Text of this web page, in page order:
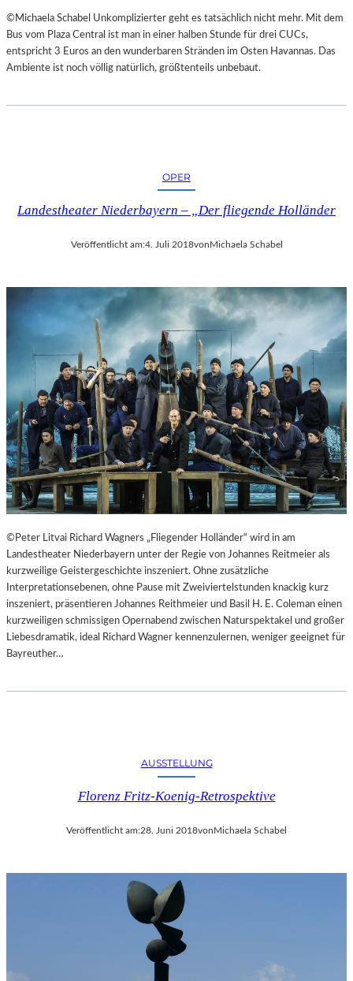
©Michaela Schabel Unkomplizierter geht es tatsächlich nicht mehr. Mit dem
Bus vom Plaza Central ist man in einer halben Stunde für drei CUCs,
entspricht 3 Euros an den wunderbaren Stränden im Osten Havannas. Das
Ambiente ist noch völlig natürlich, größtenteils unbebaut.
OPER
Landestheater Niederbayern – „Der fliegende Holländer
Veröffentlicht am:4. Juli 2018vonMichaela Schabel
©Peter Litvai Richard Wagners „Fliegender Holländer“ wird in am
Landestheater Niederbayern unter der Regie von Johannes Reitmeier als
kurzweilige Geistergeschichte inszeniert. Ohne zusätzliche
Interpretationsebenen, ohne Pause mit Zweiviertelstunden knackig kurz
inszeniert, präsentieren Johannes Reithmeier und Basil H. E. Coleman einen
kurzweiligen schmissigen Opernabend zwischen Naturspektakel und großer
Liebesdramatik, ideal Richard Wagner kennenzulernen, weniger geeignet für
Bayreuther…
AUSSTELLUNG
Florenz Fritz-Koenig-Retrospektive
Veröffentlicht am:28. Juni 2018von Michaela Schabel